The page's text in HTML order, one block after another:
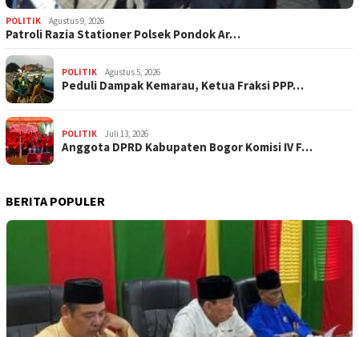
POLITIK Agustus 9, 2026
Patroli Razia Stationer Polsek Pondok Ar…
POLITIK Agustus 5, 2026
‎Peduli Dampak Kemarau, Ketua Fraksi PPP…
POLITIK Juli 13, 2026
Anggota DPRD Kabupaten Bogor Komisi IV F…
BERITA POPULER